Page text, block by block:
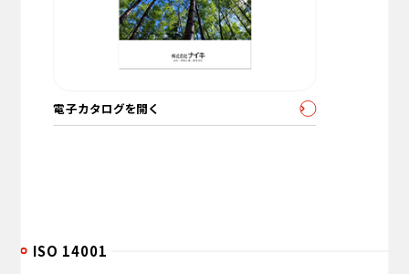
電子カタログを開く
ISO 14001